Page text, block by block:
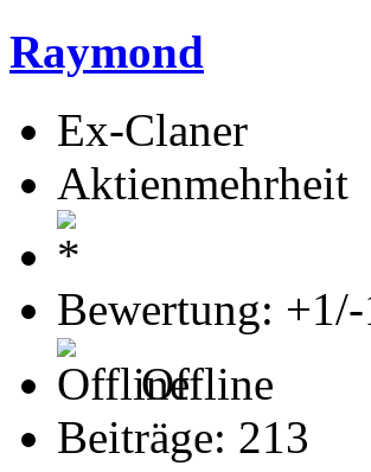
Raymond
Ex-Claner
Aktienmehrheit
Bewertung: +1/-
Offline
Beiträge: 213